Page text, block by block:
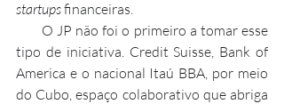
startups financeiras.
tipo de iniciativa. Credit Suisse, Bank of
America e o nacional Itaú BBA, por meio
do Cubo, espaço colaborativo que abriga